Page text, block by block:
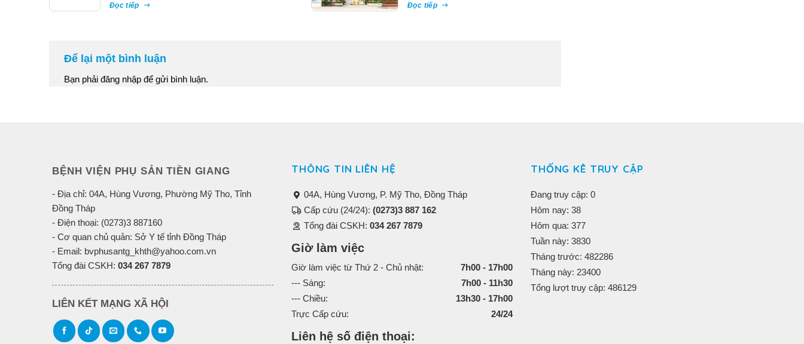
Đọc tiếp Đọc tiếp
Để lại một bình luận
Bạn phải đăng nhậpđể gửi bình luận.
BỆNH VIỆN PHỤ SẢN TIỀN GIANG
- Địa chỉ: 04A, Hùng Vương, Phường Mỹ Tho, Tỉnh
Đồng Tháp
- Điện thoại: (0273)3 887160
- Cơ quan chủ quản: Sở Y tế tỉnh Đồng Tháp
- Email: bvphusantg_khth@yahoo.com.vn
Tổng đài CSKH: 034 267 7879
LIÊN KẾT MẠNG XÃ HỘI
THÔNG TIN LIÊN HỆ
04A, Hùng Vương, P. Mỹ Tho, Đồng Tháp
Cấp cứu (24/24): (0273)3 887 162
Tổng đài CSKH: 034 267 7879
Giờ làm việc
Giờ làm việc từ Thứ 2 - Chủ nhật:
7h00 - 17h00
--- Sáng:
7h00 - 11h30
--- Chiều:
13h30 - 17h00
Trực Cấp cứu:
24/24
Liên hệ số điện thoại:
THỐNG KÊ TRUY CẬP
Đang truy cập: 0
Hôm nay: 38
Hôm qua: 377
Tuần này: 3830
Tháng trước: 482286
Tháng này: 23400
Tổng lượt truy cập: 486129